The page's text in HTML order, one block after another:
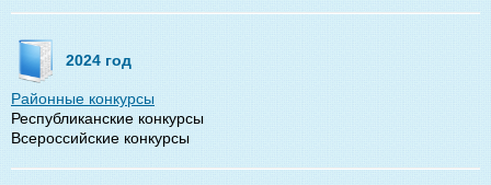
2024 год
Районные конкурсы
Республиканские конкурсы
Всероссийские конкурсы